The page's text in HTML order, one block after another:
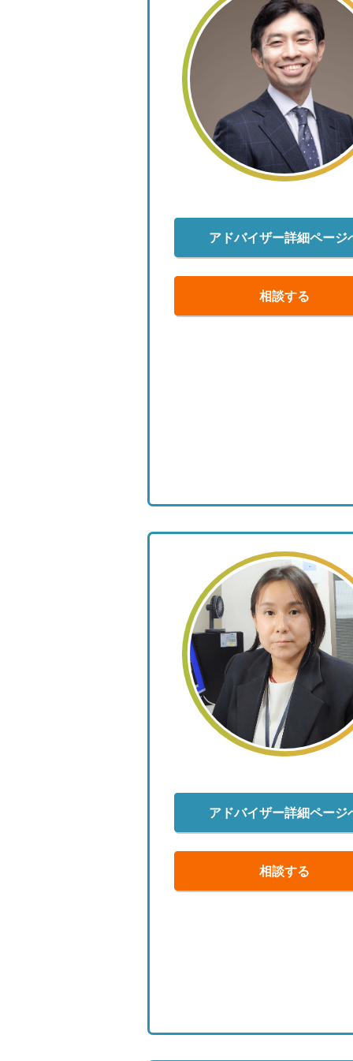
アドバイザー詳細ページ
相談する
アドバイザー詳細ページ
相談する